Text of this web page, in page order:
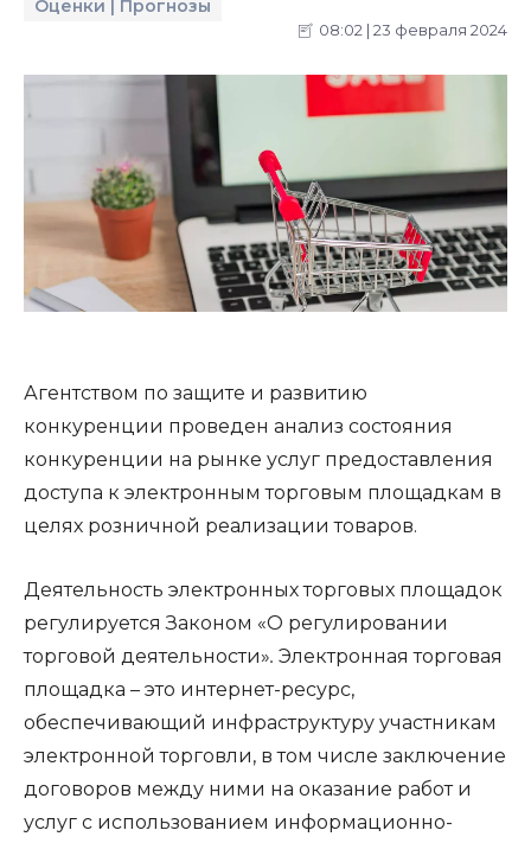
Оценки | Прогнозы
08:02 | 23 февраля 2024
Агентством по защите и развитию
конкуренции проведен анализ состояния
конкуренции на рынке услуг предоставления
доступа к электронным торговым площадкам в
целях розничной реализации товаров.
Деятельность электронных торговых площадок
регулируется Законом «О регулировании
торговой деятельности». Электронная торговая
площадка – это интернет-ресурс,
обеспечивающий инфраструктуру участникам
электронной торговли, в том числе заключение
договоров между ними на оказание работ и
услуг с использованием информационно-